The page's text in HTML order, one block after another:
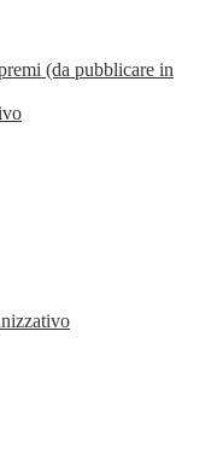
(da pubblicare in